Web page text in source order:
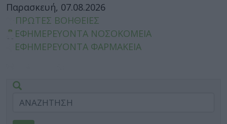
Παρασκευή, 07.08.2026
ΠΡΩΤΕΣ ΒΟΗΘΕΙΕΣ
ΕΦΗΜΕΡΕΥΟΝΤΑ ΝΟΣΟΚΟΜΕΙΑ
ΕΦΗΜΕΡΕΥΟΝΤΑ ΦΑΡΜΑΚΕΙΑ